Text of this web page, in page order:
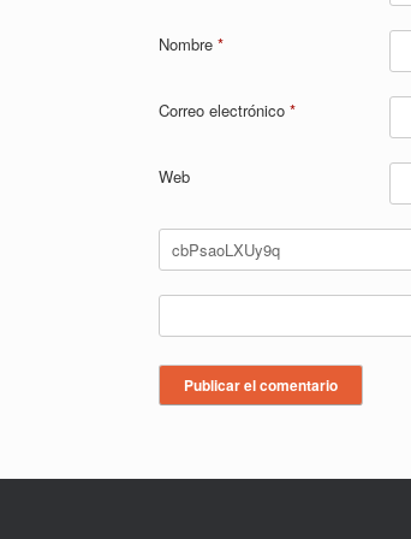
Nombre *
Correo electrónico *
Web